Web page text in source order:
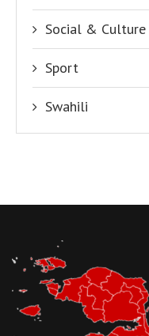
Social & Culture
Sport
Swahili